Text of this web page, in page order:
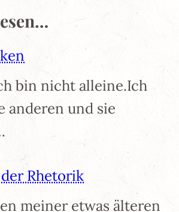
bin nicht alleine.Ich
anderen und sie
Rhetorik
meiner etwas älteren